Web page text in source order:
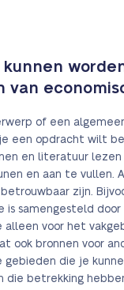
kunnen
van
of een
een opdracht wilt
en literatuur
en aan te vullen.
zijn.
is samengesteld door
alleen voor het
ook bronnen voor
gebieden die je
die betrekking